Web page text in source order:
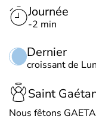
Journée
-2 min
Dernier
croissant de
Saint
Nous fêtons